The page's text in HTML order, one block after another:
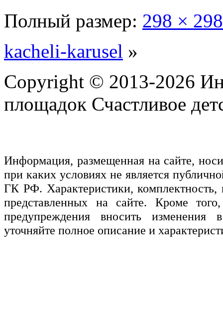
Полный размер: 298 × 298
kacheli-karusel »
Copyright © 2013-2026
площадок Счастливое
Информация, размещенная на сайте,
при каких условиях не является
ГК РФ. Характеристики,
представленных на сайте. Кроме
предупреждения вносить изменения
уточняйте полное описание и